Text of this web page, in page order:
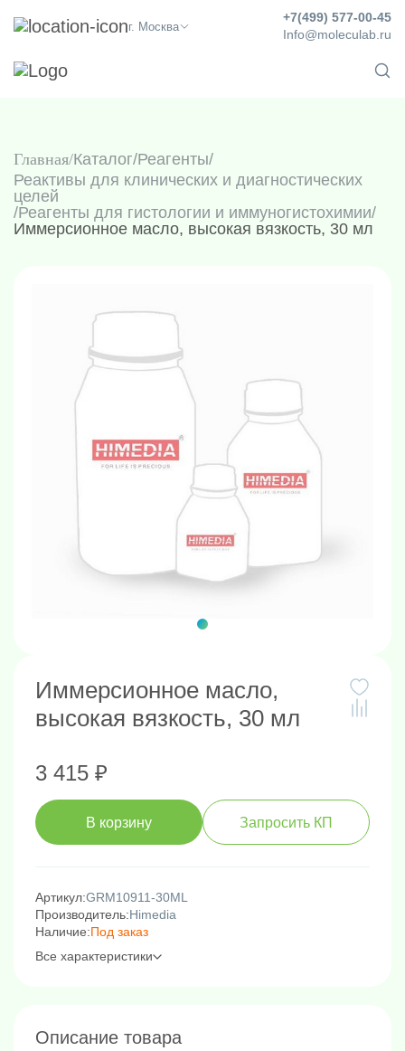
г. Москва
Info@moleculab.ru
+7(499) 577-00-45
Главная Каталог/Реагенты/
Реактивы для клинических и диагностических
целей
/Реагенты для гистологии и иммуногистохимии/
Иммерсионное масло, высокая вязкость, 30 мл
Иммерсионное масло,
высокая вязкость, 30 мл
3 415 ₽
В корзину Запросить КП
Артикул:GRM10911-30ML
Производитель:Himedia
Наличие:Под заказ
Все характеристики
Описание товара